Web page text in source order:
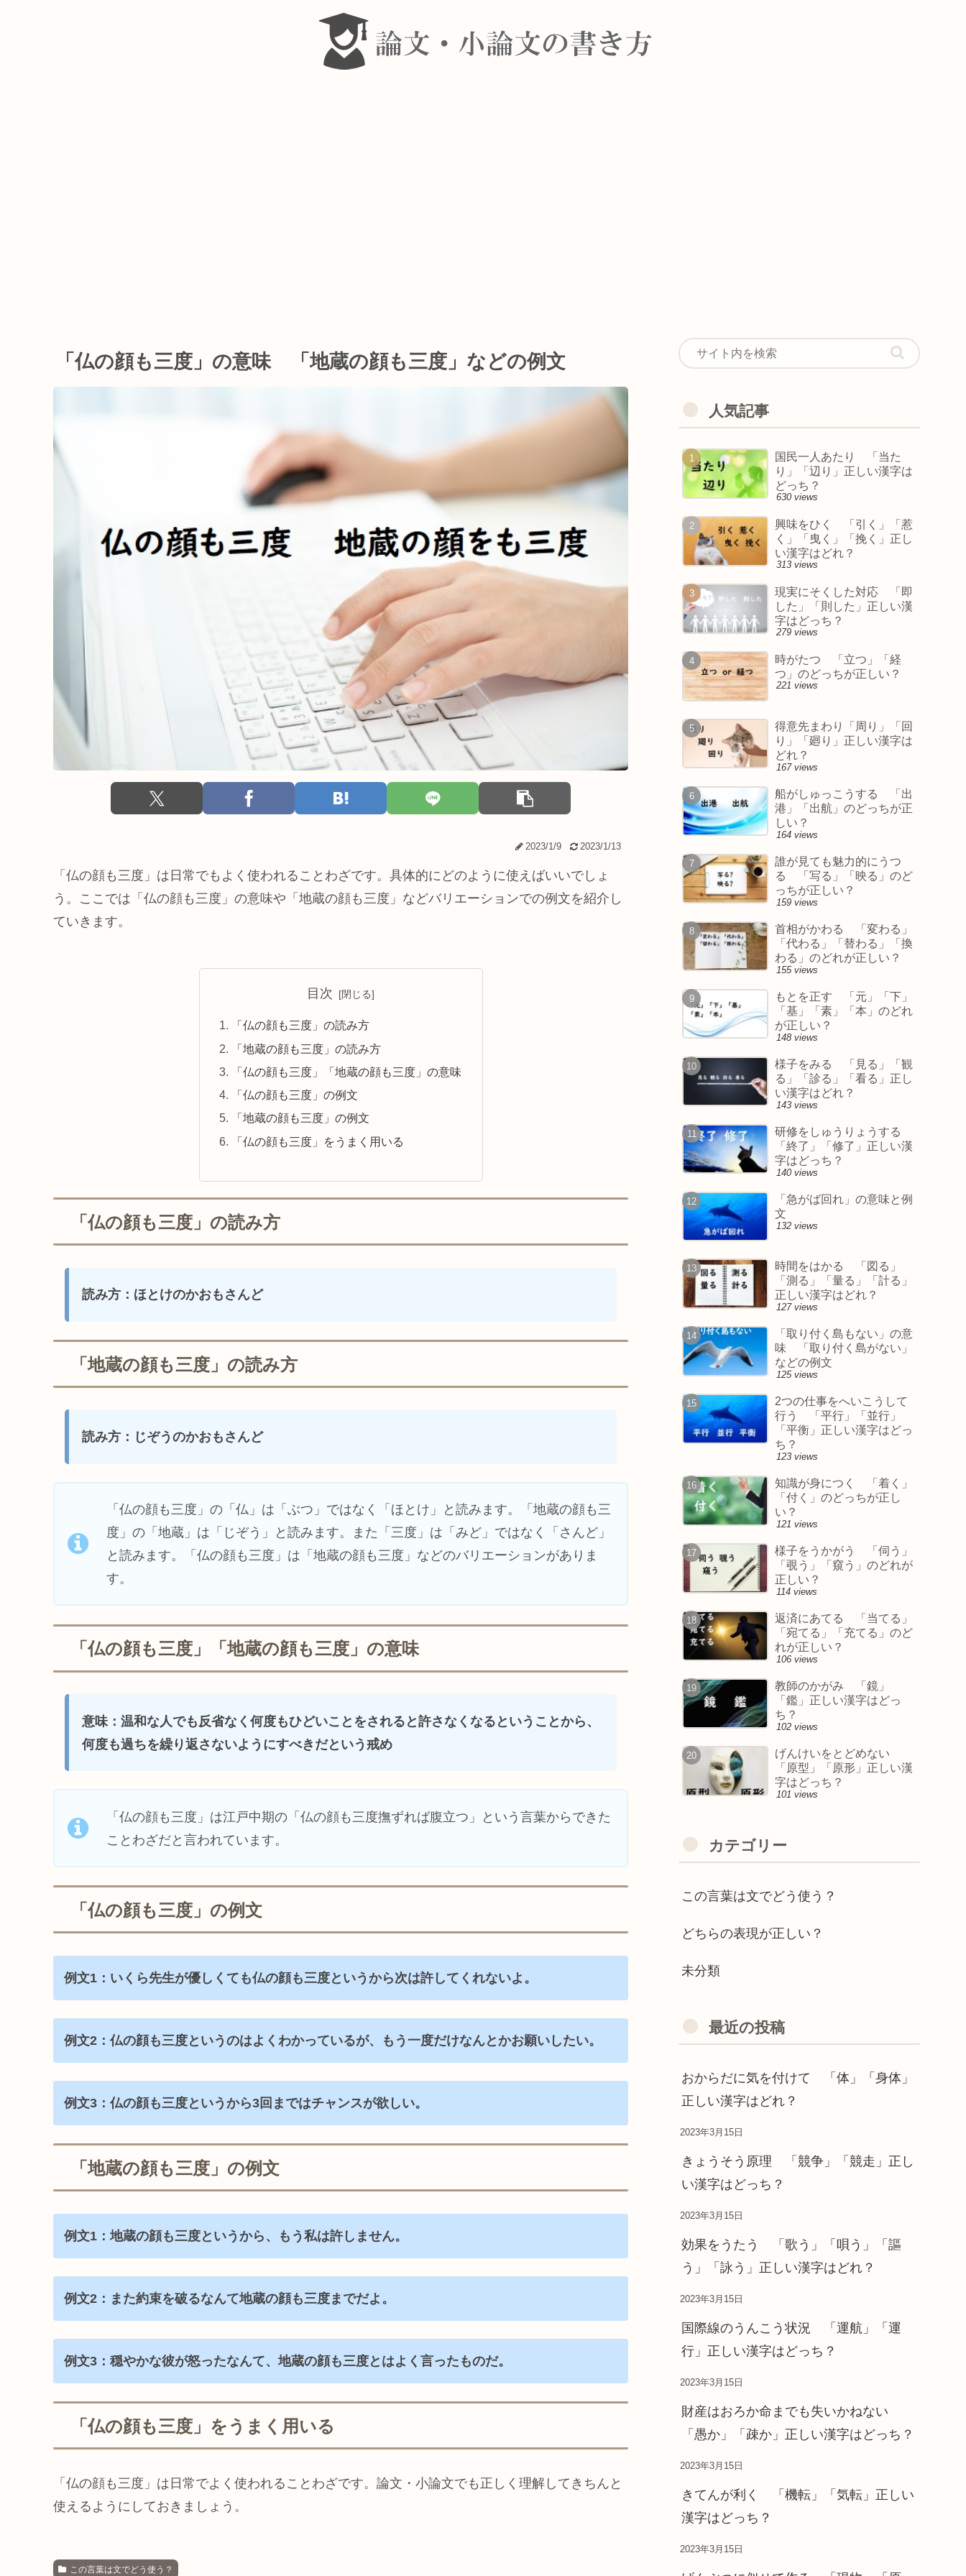
「仏の顔も三度」の意味 「地蔵の顔も三度」などの例文
2023/1/9 2023/1/13
「仏の顔も三度」は日常でもよく使われることわざです。具体的にどのように使えばいいでしょ
う。ここでは「仏の顔も三度」の意味や「地蔵の顔も三度」などバリエーションでの例文を紹介し
ていきます。
目次
「仏の顔も三度」の読み方
「地蔵の顔も三度」の読み方
「仏の顔も三度」「地蔵の顔も三度」の意味
「仏の顔も三度」の例文
「地蔵の顔も三度」の例文
「仏の顔も三度」をうまく用いる
「仏の顔も三度」の読み方
読み方：ほとけのかおもさんど
「地蔵の顔も三度」の読み方
読み方：じぞうのかおもさんど
「仏の顔も三度」の「仏」は「ぶつ」ではなく「ほとけ」と読みます。「地蔵の顔も三
度」の「地蔵」は「じぞう」と読みます。また「三度」は「みど」ではなく「さんど」
と読みます。「仏の顔も三度」は「地蔵の顔も三度」などのバリエーションがありま
す。
「仏の顔も三度」「地蔵の顔も三度」の意味
意味：温和な人でも 反省なく 何度もひどいことをされると許さなくなるということから、
何度も過ちを繰り返さないようにすべきだという戒め
「仏の顔も三度」は江戸中期の「仏の顔も三度撫ずれば腹立つ」という言葉からできた
ことわざだと言われています。
「仏の顔も三度」の例文
例文1：いくら先生が優しくても仏の顔も三度というから次は許してくれないよ。
例文2：仏の顔も三度というのはよくわかっているが、もう一度だけなんとかお願いしたい。
例文3：仏の顔も三度というから3回まではチャンスが欲しい。
「地蔵の顔も三度」の例文
例文1：地蔵の顔も三度というから、もう私は許しません。
例文2：また約束を破るなんて地蔵の顔も三度までだよ。
例文3：穏やかな彼が怒ったなんて、地蔵の顔も三度とはよく言ったものだ。
「仏の顔も三度」をうまく用いる
「仏の顔も三度」は日常でよく使われることわざです。論文・小論文でも正しく理解してきちんと
使えるようにしておきましょう。
この言葉は文でどう使う？
人気記事
国民一人あたり 「当た
り」「辺り」正しい漢字は
どっち？
630 views
興味をひく 「引く」「惹
く」「曳く」「挽く」正し
い漢字はどれ？
313 views
現実にそくした対応 「即
した」「則した」正しい漢
字はどっち？
279 views
時がたつ 「立つ」「経
つ」のどっちが正しい？
221 views
得意先まわり「周り」「回
り」「廻り」正しい漢字は
どれ？
167 views
船がしゅっこうする 「出
港」「出航」のどっちが正
しい？
164 views
誰が見ても魅力的にうつ
る 「写る」「映る」のど
っちが正しい？
159 views
首相がかわる 「変わる」
「代わる」「替わる」「換
わる」のどれが正しい？
155 views
もとを正す 「元」「下」
「基」「素」「本」のどれ
が正しい？
148 views
様子をみる 「見る」「観
る」「診る」「看る」正し
い漢字はどれ？
143 views
研修をしゅうりょうする
「終了」「修了」正しい漢
字はどっち？
140 views
「急がば回れ」の意味と例
文
132 views
時間をはかる 「図る」
「測る」「量る」「計る」
正しい漢字はどれ？
127 views
「取り付く島もない」の意
味 「取り付く島がない」
などの例文
125 views
2つの仕事をへいこうして
行う 「平行」「並行」
「平衡」正しい漢字はどっ
ち？
123 views
知識が身につく 「着く」
「付く」のどっちが正し
い？
121 views
様子をうかがう 「伺う」
「覗う」「窺う」のどれが
正しい？
114 views
返済にあてる 「当てる」
「宛てる」「充てる」のど
れが正しい？
106 views
教師のかがみ 「鏡」
「鑑」正しい漢字はどっ
ち？
102 views
げんけいをとどめない
「原型」「原形」正しい漢
字はどっち？
101 views
カテゴリー
この言葉は文でどう使う？
どちらの表現が正しい？
未分類
最近の投稿
おからだに気を付けて 「体」「身体」
正しい漢字はどれ？
2023年3月15日
きょうそう原理 「競争」「競走」正し
い漢字はどっち？
2023年3月15日
効果をうたう 「歌う」「唄う」「謳
う」「詠う」正しい漢字はどれ？
2023年3月15日
国際線のうんこう状況 「運航」「運
行」正しい漢字はどっち？
2023年3月15日
財産はおろか命までも失いかねない
「愚か」「疎か」正しい漢字はどっち？
2023年3月15日
きてんが利く 「機転」「気転」正しい
漢字はどっち？
2023年3月15日